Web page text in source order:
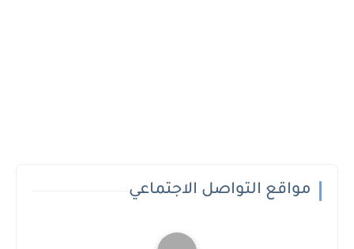
مواقع التواصل الاجتماعي